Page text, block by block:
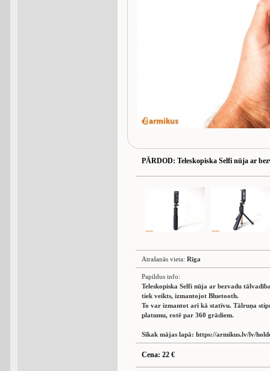
PĀRDOD: Teleskopiska Selfi nūja ar
Atrašanās vieta: Rīga
Papildus info:
Teleskopiska Selfi nūja ar bezvadu
tiek veikts, izmantojot Bluetooth.
To var izmantot arī kā statīvu. Tālruņa
platumu, rotē par 360 grādiem.
Sīkak mājas lapā: https://armikus.lv/lv/
Cena: 22 €